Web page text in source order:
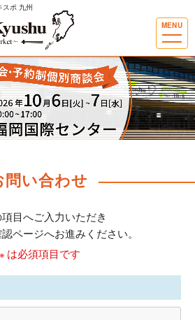
ポ 九州
MENU
問い合わせ
目へご入力いただき
ページへお進みください。
※ は必須項目です